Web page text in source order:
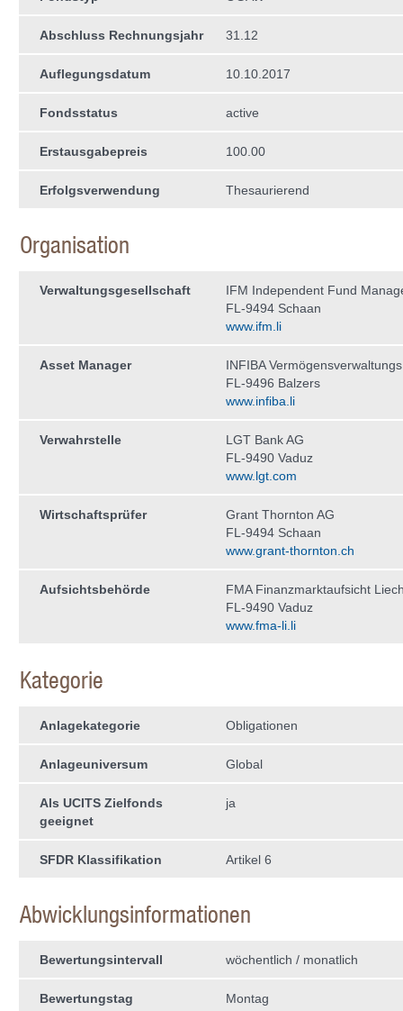
Abschluss Rechnungsjahr 31.12
Auflegungsdatum 10.10.2017
Fondsstatus active
Erstausgabepreis 100.00
Erfolgsverwendung Thesaurierend
Organisation
Verwaltungs­gesellschaft
IFM Independent Fund
FL-9494 Schaan
www.ifm.li
Asset Manager
INFIBA
FL-9496 Balzers
www.infiba.li
Verwahrstelle
LGT Bank AG
FL-9490 Vaduz
www.lgt.com
Wirtschaftsprüfer
Grant Thornton AG
FL-9494 Schaan
www.grant-thornton.ch
Aufsichtsbehörde
FMA Finanzmarktaufsicht
FL-9490 Vaduz
www.fma-li.li
Kategorie
Anlagekategorie Obligationen
Anlageuniversum Global
Als UCITS Zielfonds
geeignet
ja
SFDR Klassifikation Artikel 6
Abwicklungsinformationen
Bewertungsintervall wöchentlich / monatlich
Bewertungstag Montag